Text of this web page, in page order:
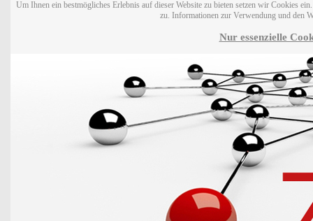
Um Ihnen ein bestmögliches Erlebnis auf dieser Website zu bieten setzen wir Cookies
zu. Informationen zur Verwendung und den
Nur essenzielle